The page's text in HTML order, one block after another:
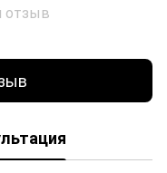
отзыв